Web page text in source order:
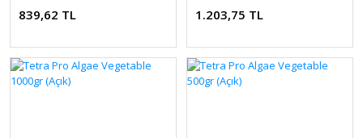
839,62 TL 1.203,75 TL